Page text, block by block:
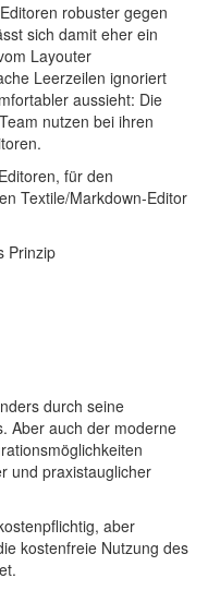
robuster gegen
sich damit eher ein
Layouter
Leerzeilen ignoriert
aussieht: Die
nutzen bei ihren
für den
Textile/Markdown-Editor
Prinzip
durch seine
Aber auch der moderne
und praxistauglicher
aber
kostenfreie Nutzung des